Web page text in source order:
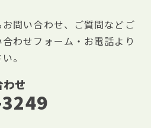
問い合わせ、ご質問などご
わせフォーム・お電話より
。
せ